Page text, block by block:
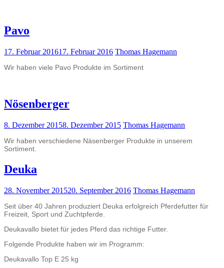
Pavo
17. Februar 201617. Februar 2016 Thomas Hagemann
Wir haben viele Pavo Produkte im Sortiment
Nösenberger
8. Dezember 20158. Dezember 2015 Thomas Hagemann
Wir haben verschiedene Näsenberger Produkte in unserem
Sortiment.
Deuka
28. November 201520. September 2016 Thomas Hagemann
Seit über 40 Jahren produziert Deuka erfolgreich Pferdefutter für
Freizeit, Sport und Zuchtpferde.
Deukavallo bietet für jedes Pferd das richtige Futter.
Folgende Produkte haben wir im Programm:
Deukavallo Top E 25 kg